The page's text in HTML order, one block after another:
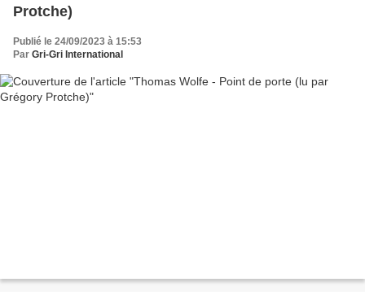
Protche)
Publié le 24/09/2023 à 15:53
Par Gri-Gri International